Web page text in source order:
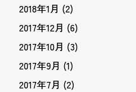
2018年1月 (2)
2017年12月 (6)
2017年10月 (3)
2017年9月 (1)
2017年7月 (2)